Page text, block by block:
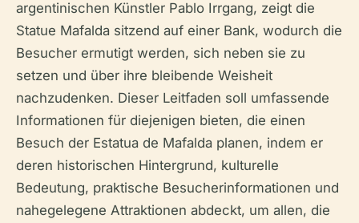
argentinischen Künstler Pablo Irrgang, zeigt die
Statue Mafalda sitzend auf einer Bank, wodurch die
Besucher ermutigt werden, sich neben sie zu
setzen und über ihre bleibende Weisheit
nachzudenken. Dieser Leitfaden soll umfassende
Informationen für diejenigen bieten, die einen
Besuch der Estatua de Mafalda planen, indem er
deren historischen Hintergrund, kulturelle
Bedeutung, praktische Besucherinformationen und
nahegelegene Attraktionen abdeckt, um allen, die